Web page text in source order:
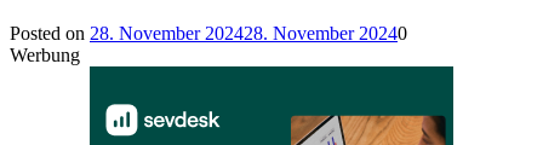
Posted on 28. November 202428. November 20240
Werbung